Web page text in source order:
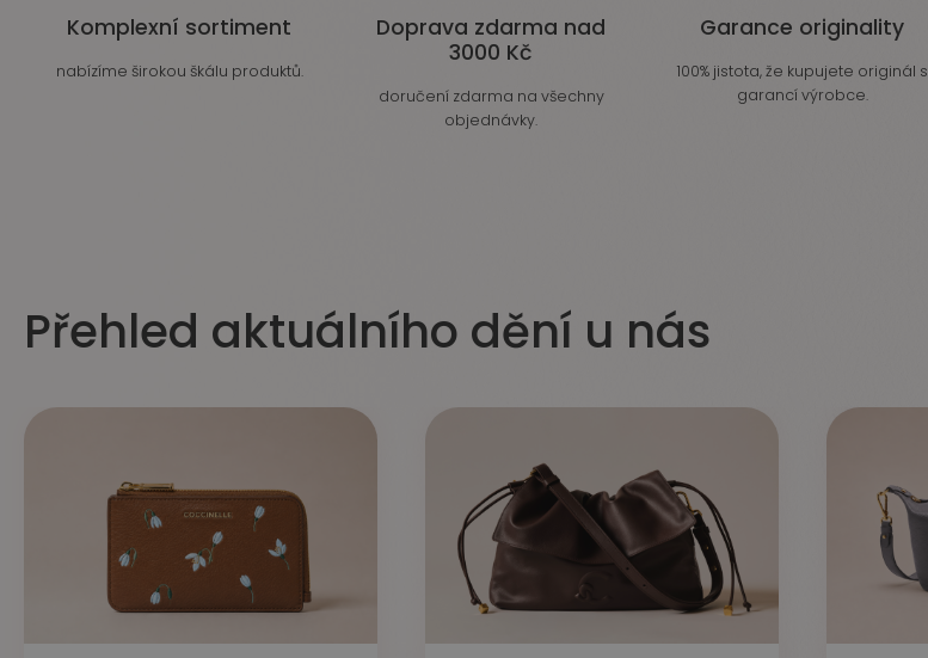
Komplexní sortiment
nabízíme širokou škálu produktů.
Doprava zdarma nad
3000 Kč
doručení zdarma na všechny
objednávky.
Garance originality
100% jistota, že kupujete originál s
garancí výrobce.
Přehled aktuálního dění u nás